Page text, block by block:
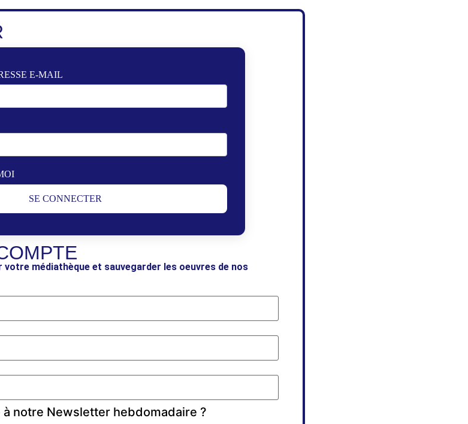
E-MAIL
SE CONNECTER
médiathèque et sauvegarder les oeuvres de nos
notre Newsletter hebdomadaire ?